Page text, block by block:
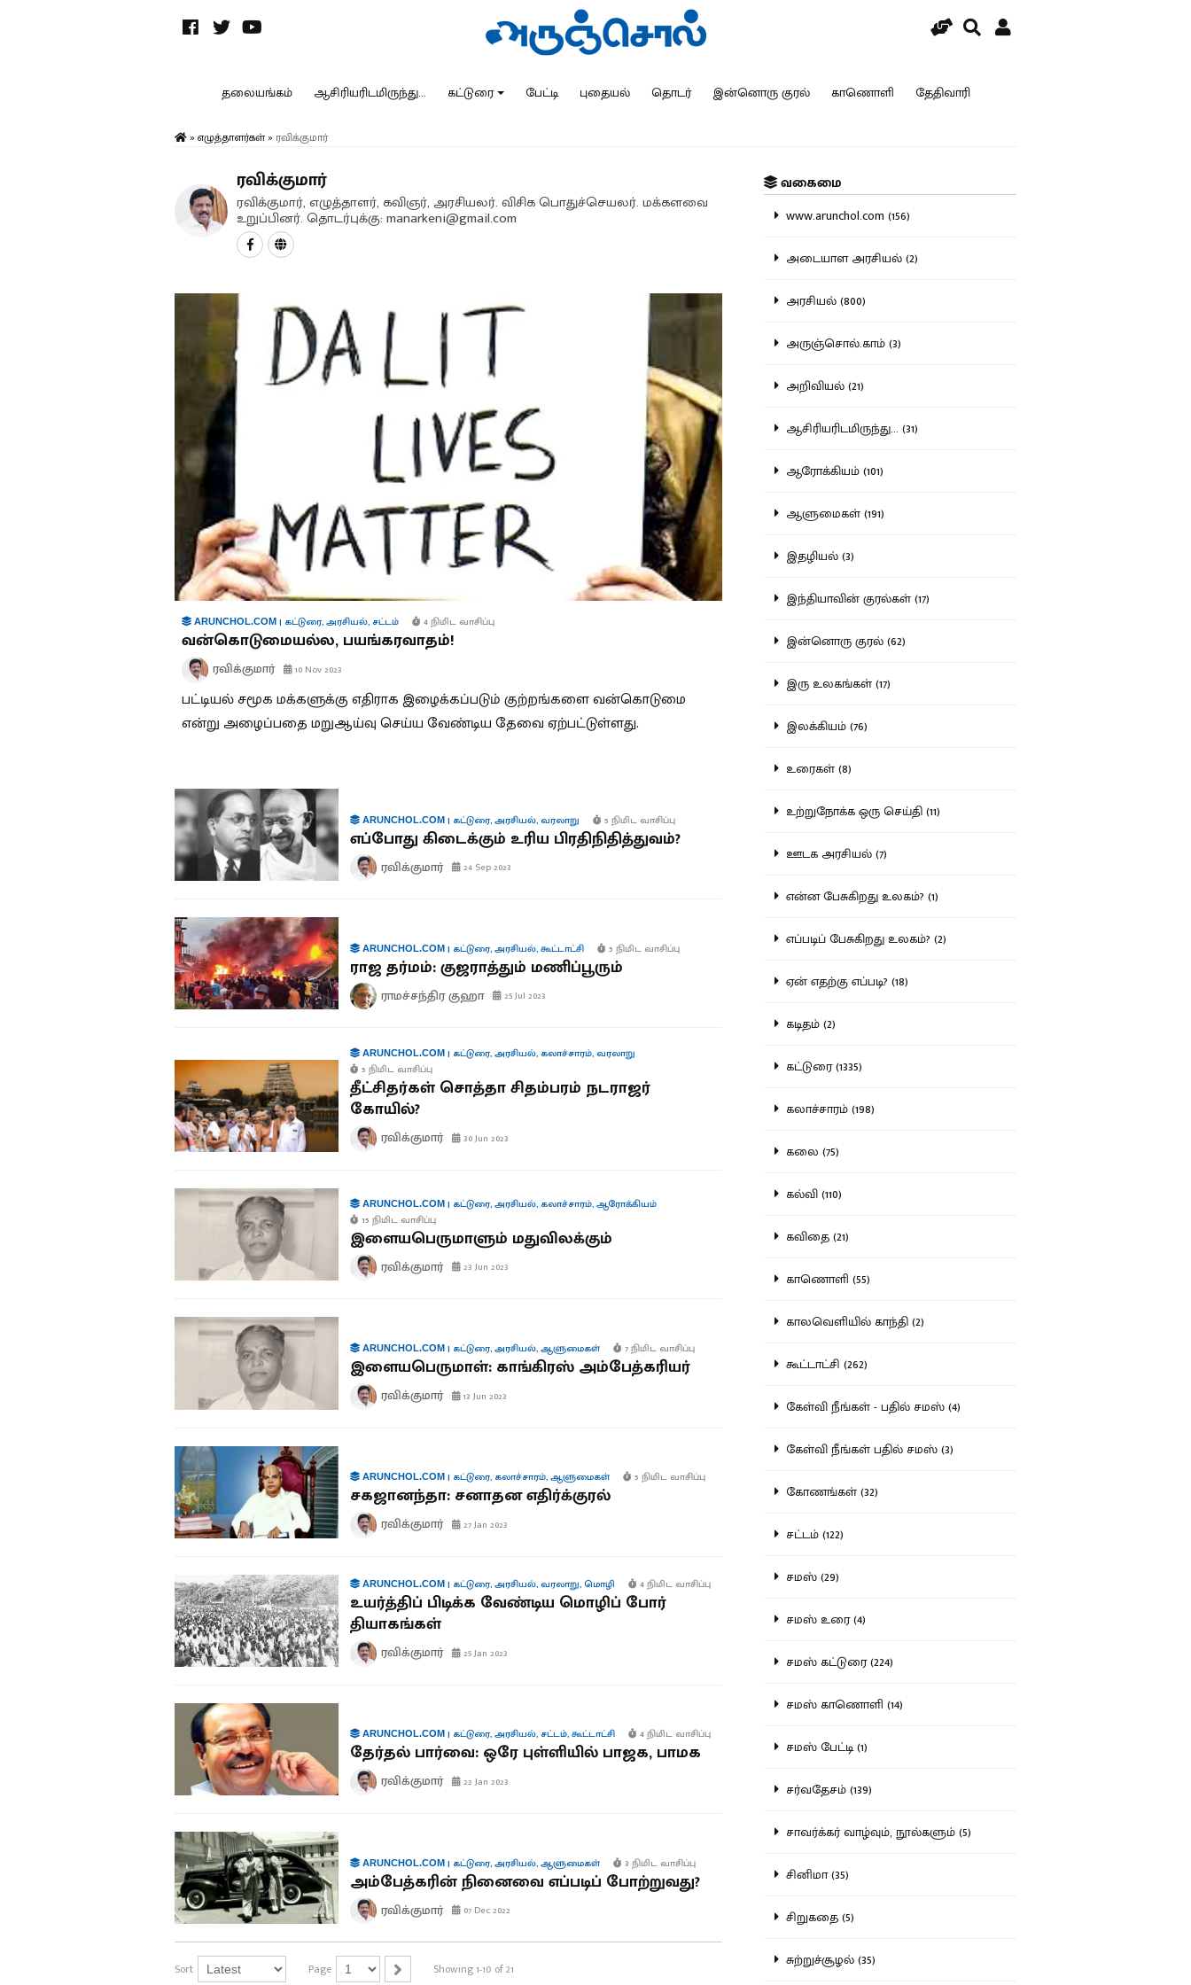
தலையங்கம் ஆசிரியரிடமிருந்து... கட்டுரை பேட்டி புதையல் தொடர் இன்னொரு குரல் காணொளி தேதிவாரி
» எழுத்தாளர்கள்» ரவிக்குமார்
ரவிக்குமார்
ரவிக்குமார், எழுத்தாளர், கவிஞர், அரசியலர். விசிக பொதுச்செயலர். மக்களவை
உறுப்பினர். தொடர்புக்கு: manarkeni@gmail.com
ARUNCHOL.COM | கட்டுரை,அரசியல், சட்டம் 4 நிமிட வாசிப்பு
வன்கொடுமையல்ல, பயங்கரவாதம்!
ரவிக்குமார் 10 Nov 2023
பட்டியல் சமூக மக்களுக்கு எதிராக இழைக்கப்படும் குற்றங்களை வன்கொடுமை
என்று அழைப்பதை மறுஆய்வு செய்ய வேண்டிய தேவை ஏற்பட்டுள்ளது.
ARUNCHOL.COM| கட்டுரை,அரசியல், வரலாறு 5 நிமிட வாசிப்பு
எப்போது கிடைக்கும் உரிய பிரதிநிதித்துவம்?
ரவிக்குமார் 24 Sep 2023
ARUNCHOL.COM| கட்டுரை,அரசியல்,கூட்டாட்சி 5 நிமிட வாசிப்பு
ராஜ தர்மம்: குஜராத்தும் மணிப்பூரும்
ராமச்சந்திர குஹா 25 Jul 2023
ARUNCHOL.COM| கட்டுரை,அரசியல், கலாச்சாரம், வரலாறு
5 நிமிட வாசிப்பு
தீட்சிதர்கள் சொத்தா சிதம்பரம் நடராஜர்
கோயில்?
ரவிக்குமார் 30 Jun 2023
ARUNCHOL.COM| கட்டுரை,அரசியல், கலாச்சாரம்,ஆரோக்கியம்
15 நிமிட வாசிப்பு
இளையபெருமாளும் மதுவிலக்கும்
ரவிக்குமார் 23 Jun 2023
ARUNCHOL.COM| கட்டுரை,அரசியல்,ஆளுமைகள் 7 நிமிட வாசிப்பு
இளையபெருமாள்: காங்கிரஸ் அம்பேத்கரியர்
ரவிக்குமார் 13 Jun 2023
ARUNCHOL.COM| கட்டுரை, கலாச்சாரம்,ஆளுமைகள் 5 நிமிட வாசிப்பு
சகஜானந்தா: சனாதன எதிர்க்குரல்
ரவிக்குமார் 27 Jan 2023
ARUNCHOL.COM| கட்டுரை,அரசியல், வரலாறு,மொழி 4 நிமிட வாசிப்பு
உயர்த்திப் பிடிக்க வேண்டிய மொழிப் போர்
தியாகங்கள்
ரவிக்குமார் 25 Jan 2023
ARUNCHOL.COM| கட்டுரை,அரசியல், சட்டம்,கூட்டாட்சி 4 நிமிட வாசிப்பு
தேர்தல் பார்வை: ஒரே புள்ளியில் பாஜக, பாமக
ரவிக்குமார் 22 Jan 2023
ARUNCHOL.COM| கட்டுரை,அரசியல்,ஆளுமைகள் 3 நிமிட வாசிப்பு
அம்பேத்கரின் நினைவை எப்படிப் போற்றுவது?
ரவிக்குமார் 07 Dec 2022
Sort Page Showing 1-10 of 21
வகைமை
www.arunchol.com (156)
அடையாள அரசியல் (2)
அரசியல் (800)
அருஞ்சொல்.காம் (3)
அறிவியல் (21)
ஆசிரியரிடமிருந்து... (31)
ஆரோக்கியம் (101)
ஆளுமைகள் (191)
இதழியல் (3)
இந்தியாவின் குரல்கள் (17)
இன்னொரு குரல் (62)
இரு உலகங்கள் (17)
இலக்கியம் (76)
உரைகள் (8)
உற்றுநோக்க ஒரு செய்தி (11)
ஊடக அரசியல் (7)
என்ன பேசுகிறது உலகம்? (1)
எப்படிப் பேசுகிறது உலகம்? (2)
ஏன் எதற்கு எப்படி? (18)
கடிதம் (2)
கட்டுரை (1335)
கலாச்சாரம் (198)
கலை (75)
கல்வி (110)
கவிதை (21)
காணொளி (55)
காலவெளியில் காந்தி (2)
கூட்டாட்சி (262)
கேள்வி நீங்கள் - பதில் சமஸ் (4)
கேள்வி நீங்கள் பதில் சமஸ் (3)
கோணங்கள் (32)
சட்டம் (122)
சமஸ் (29)
சமஸ் உரை (4)
சமஸ் கட்டுரை (224)
சமஸ் காணொளி (14)
சமஸ் பேட்டி (1)
சர்வதேசம் (139)
சாவர்க்கர் வாழ்வும், நூல்களும் (5)
சினிமா (35)
சிறுகதை (5)
சுற்றுச்சூழல் (35)